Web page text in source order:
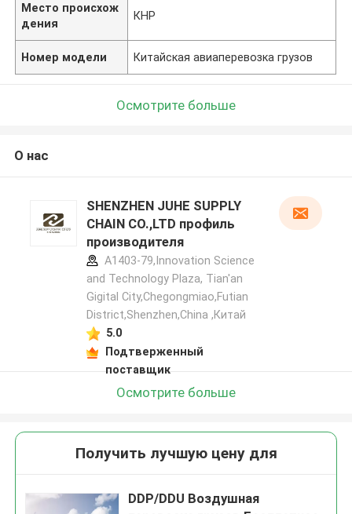
Место происхож
дения
КНР
Номер модели Китайская авиаперевозка грузов
Осмотрите больше
О нас
SHENZHEN JUHE SUPPLY
CHAIN CO.,LTD профиль
производителя
A1403-79,Innovation Science
and Technology Plaza, Tian'an
Gigital City,Chegongmiao,Futian
District,Shenzhen,China ,Китай
5.0
Подтверженный
поставщик
Осмотрите больше
Получить лучшую цену для
DDP/DDU Воздушная